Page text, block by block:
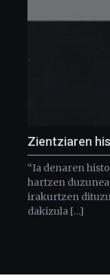
Zientziaren
“Ia denaren
hartzen
irakurtzen
dakizula […]